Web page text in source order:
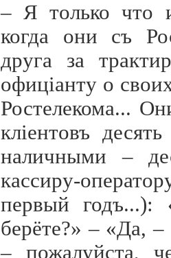
– Я только что
когда они съ
друга за
офицiанту о
Ростелекома...
клiентовъ
наличными –
кассиру-
первый
берёте?» – «Да,
– пожалуйста,